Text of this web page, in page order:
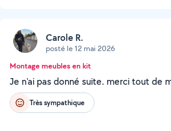
Carole R.
posté le 12 mai 2026
Montage meubles en kit
Je n'ai pas donné suite. merci tout de
Très sympathique